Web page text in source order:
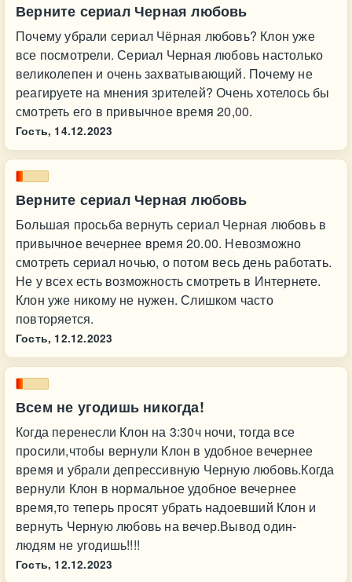
Верните сериал Черная любовь
Почему убрали сериал Чёрная любовь? Клон уже
все посмотрели. Сериал Черная любовь настолько
великолепен и очень захватывающий. Почему не
реагируете на мнения зрителей? Очень хотелось бы
смотреть его в привычное время 20,00.
Гость, 14.12.2023
Верните сериал Черная любовь
Большая просьба вернуть сериал Черная любовь в
привычное вечернее время 20.00. Невозможно
смотреть сериал ночью, о потом весь день работать.
Не у всех есть возможность смотреть в Интернете.
Клон уже никому не нужен. Слишком часто
повторяется.
Гость, 12.12.2023
Всем не угодишь никогда!
Когда перенесли Клон на 3:30ч ночи, тогда все
просили,чтобы вернули Клон в удобное вечернее
время и убрали депрессивную Черную любовь.Когда
вернули Клон в нормальное удобное вечернее
время,то теперь просят убрать надоевший Клон и
вернуть Черную любовь на вечер.Вывод один-
людям не угодишь!!!!
Гость, 12.12.2023